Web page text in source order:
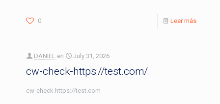
0 Leer más
DANIEL en July 31, 2026
cw-check-https://test.com/
cw-check https://test.com